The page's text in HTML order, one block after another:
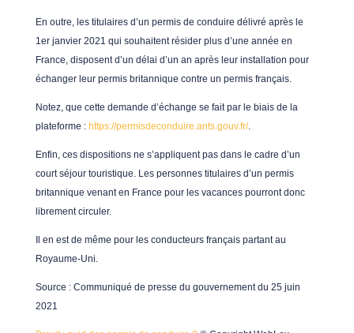
En outre, les titulaires d’un permis de conduire délivré après le
1er janvier 2021 qui souhaitent résider plus d’une année en
France, disposent d’un délai d’un an après leur installation pour
échanger leur permis britannique contre un permis français.
Notez, que cette demande d’échange se fait par le biais de la
plateforme : https://permisdeconduire.ants.gouv.fr/.
Enfin, ces dispositions ne s’appliquent pas dans le cadre d’un
court séjour touristique. Les personnes titulaires d’un permis
britannique venant en France pour les vacances pourront donc
librement circuler.
Il en est de même pour les conducteurs français partant au
Royaume-Uni.
Source : Communiqué de presse du gouvernement du 25 juin
2021